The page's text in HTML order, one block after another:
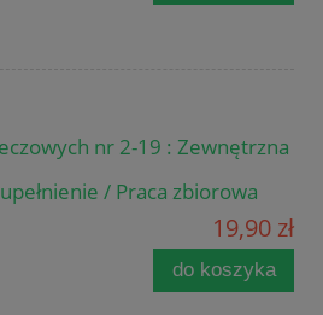
nr 2-19 : Zewnętrzna
/ Praca zbiorowa
19,90 zł
do koszyka